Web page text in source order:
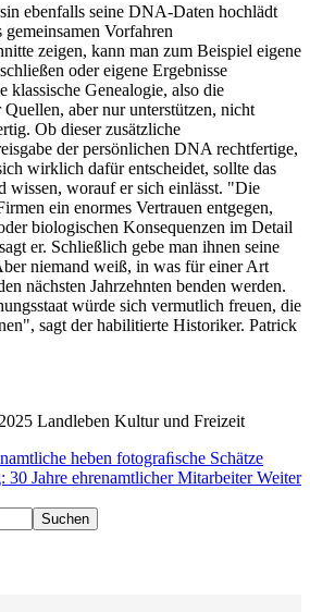
ebenfalls seine DNA-Daten hochlädt
Vorfahren
zeigen, kann man zum Beispiel eigene
oder eigene Ergebnisse
klassische Genealogie, also die
aber nur unterstützen, nicht
Ob dieser zusätzliche
der persönlichen DNA rechtfertige,
wirklich dafür entscheidet, sollte das
wissen, worauf er sich einlässt. "Die
ein enormes Vertrauen entgegen,
biologischen Konsequenzen im Detail
er. Schließlich gebe man ihnen seine
niemand weiß, in was für einer Art
nächsten Jahrzehnten benden werden.
würde sich vermutlich freuen, die
sagt der habilitierte Historiker. Patrick
Landleben Kultur und Freizeit
heben fotograﬁsche Schätze
30 Jahre ehrenamtlicher MitarbeiterWeiter
Suchen